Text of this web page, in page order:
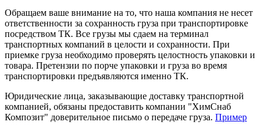
Обращаем ваше внимание на то, что наша компания не несет
ответственности за сохранность груза при транспортировке
посредством ТК. Все грузы мы сдаем на терминал
транспортных компаний в целости и сохранности. При
приемке груза необходимо проверять целостность упаковки и
товара. Претензии по порче упаковки и груза во время
транспортировки предъявляются именно ТК.
Юридические лица, заказывающие доставку транспортной
компанией, обязаны предоставить компании "ХимСнаб
Композит" доверительное письмо о передаче груза. Пример